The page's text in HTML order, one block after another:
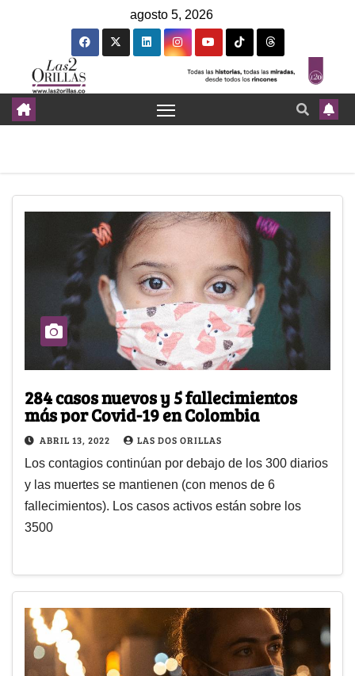
agosto 5, 2026
284 casos nuevos y 5 fallecimientos
más por Covid-19 en Colombia
ABRIL 13, 2022 LAS DOS ORILLAS
Los contagios continúan por debajo de los 300 diarios
y las muertes se mantienen (con menos de 6
fallecimientos). Los casos activos están sobre los
3500